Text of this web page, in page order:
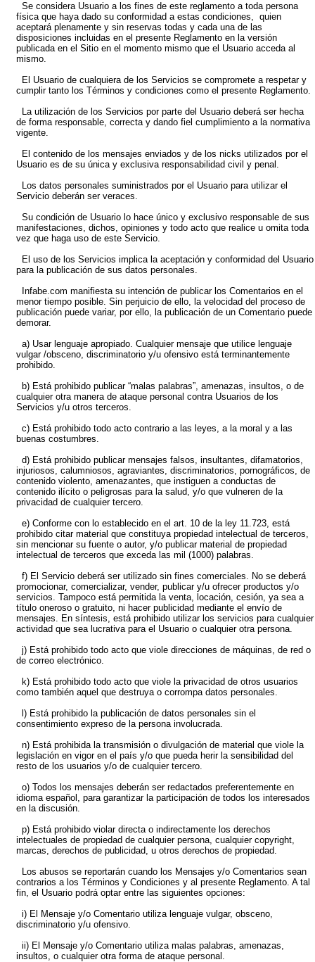
Se considera Usuario a los fines de este reglamento a toda persona
física que haya dado su conformidad a estas condiciones, quien
aceptará plenamente y sin reservas todas y cada una de las
disposiciones incluidas en el presente Reglamento en la versión
publicada en el Sitio en el momento mismo que el Usuario acceda al
mismo.
El Usuario de cualquiera de los Servicios se compromete a respetar y
cumplir tanto los Términos y condiciones como el presente Reglamento.
La utilización de los Servicios por parte del Usuario deberá ser hecha
de forma responsable, correcta y dando fiel cumplimiento a la normativa
vigente.
El contenido de los mensajes enviados y de los nicks utilizados por el
Usuario es de su única y exclusiva responsabilidad civil y penal.
Los datos personales suministrados por el Usuario para utilizar el
Servicio deberán ser veraces.
Su condición de Usuario lo hace único y exclusivo responsable de sus
manifestaciones, dichos, opiniones y todo acto que realice u omita toda
vez que haga uso de este Servicio.
El uso de los Servicios implica la aceptación y conformidad del Usuario
para la publicación de sus datos personales.
Infabe.com manifiesta su intención de publicar los Comentarios en el
menor tiempo posible. Sin perjuicio de ello, la velocidad del proceso de
publicación puede variar, por ello, la publicación de un Comentario puede
demorar.
a) Usar lenguaje apropiado. Cualquier mensaje que utilice lenguaje
vulgar /obsceno, discriminatorio y/u ofensivo está terminantemente
prohibido.
b) Está prohibido publicar “malas palabras”, amenazas, insultos, o de
cualquier otra manera de ataque personal contra Usuarios de los
Servicios y/u otros terceros.
c) Está prohibido todo acto contrario a las leyes, a la moral y a las
buenas costumbres.
d) Está prohibido publicar mensajes falsos, insultantes, difamatorios,
injuriosos, calumniosos, agraviantes, discriminatorios, pornográficos, de
contenido violento, amenazantes, que instiguen a conductas de
contenido ilícito o peligrosas para la salud, y/o que vulneren de la
privacidad de cualquier tercero.
e) Conforme con lo establecido en el art. 10 de la ley 11.723, está
prohibido citar material que constituya propiedad intelectual de terceros,
sin mencionar su fuente o autor, y/o publicar material de propiedad
intelectual de terceros que exceda las mil (1000) palabras.
f) El Servicio deberá ser utilizado sin fines comerciales. No se deberá
promocionar, comercializar, vender, publicar y/u ofrecer productos y/o
servicios. Tampoco está permitida la venta, locación, cesión, ya sea a
título oneroso o gratuito, ni hacer publicidad mediante el envío de
mensajes. En síntesis, está prohibido utilizar los servicios para cualquier
actividad que sea lucrativa para el Usuario o cualquier otra persona.
j) Está prohibido todo acto que viole direcciones de máquinas, de red o
de correo electrónico.
k) Está prohibido todo acto que viole la privacidad de otros usuarios
como también aquel que destruya o corrompa datos personales.
l) Está prohibido la publicación de datos personales sin el
consentimiento expreso de la persona involucrada.
n) Está prohibida la transmisión o divulgación de material que viole la
legislación en vigor en el país y/o que pueda herir la sensibilidad del
resto de los usuarios y/o de cualquier tercero.
o) Todos los mensajes deberán ser redactados preferentemente en
idioma español, para garantizar la participación de todos los interesados
en la discusión.
p) Está prohibido violar directa o indirectamente los derechos
intelectuales de propiedad de cualquier persona, cualquier copyright,
marcas, derechos de publicidad, u otros derechos de propiedad.
Los abusos se reportarán cuando los Mensajes y/o Comentarios sean
contrarios a los Términos y Condiciones y al presente Reglamento. A tal
fin, el Usuario podrá optar entre las siguientes opciones:
i) El Mensaje y/o Comentario utiliza lenguaje vulgar, obsceno,
discriminatorio y/u ofensivo.
ii) El Mensaje y/o Comentario utiliza malas palabras, amenazas,
insultos, o cualquier otra forma de ataque personal.